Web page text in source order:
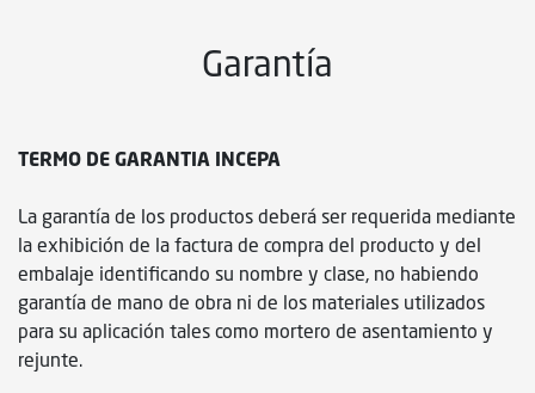
Garantía
TERMO DE GARANTIA INCEPA
La garantía de los productos deberá ser requerida mediante
la exhibición de la factura de compra del producto y del
embalaje identificando su nombre y clase, no habiendo
garantía de mano de obra ni de los materiales utilizados
para su aplicación tales como mortero de asentamiento y
rejunte.